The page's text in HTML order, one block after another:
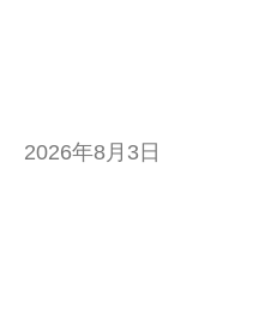
2026年8月3日